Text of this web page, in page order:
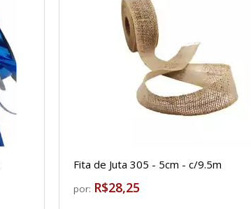
Fita de Juta 305 - 5cm - c/9.5m
por: R$28,25